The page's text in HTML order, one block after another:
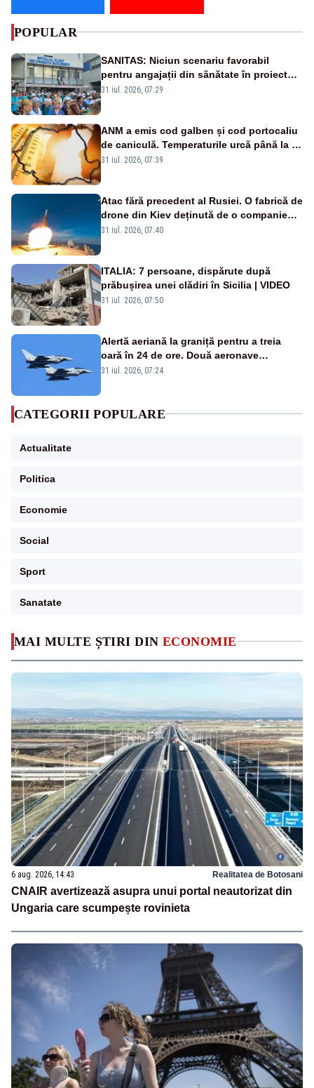
MAI MULTE ȘTIRI DIN ECONOMIE
6 aug. 2026, 14:43 Realitatea de Botosani
CNAIR avertizează asupra unui portal neautorizat din
Ungaria care scumpește rovinieta
POPULAR
SANITAS: Niciun scenariu favorabil
pentru angajații din sănătate în proiectul
Legii salarizării
31 iul. 2026, 07:29
ANM a emis cod galben și cod portocaliu
de caniculă. Temperaturile urcă până la 38
de grade, iar nopțile devin tropicale
31 iul. 2026, 07:39
Atac fără precedent al Rusiei. O fabrică de
drone din Kiev deținută de o companie
americană, distrusă de o rachetă
31 iul. 2026, 07:40
ITALIA: 7 persoane, dispărute după
prăbușirea unei clădiri în Sicilia | VIDEO
31 iul. 2026, 07:50
Alertă aeriană la graniță pentru a treia
oară în 24 de ore. Două aeronave
Eurofighter britanice au fost ridicate de la
31 iul. 2026, 07:24
CATEGORII POPULARE
Actualitate
Politica
Economie
Social
Sport
Sanatate